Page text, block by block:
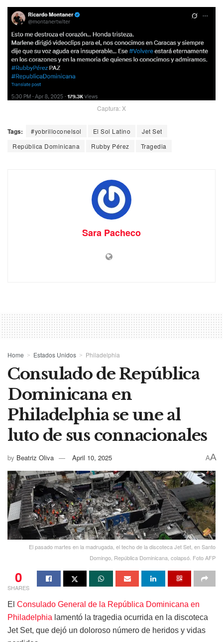
Captura: X
Tags: #yobrilloconelsol El Sol Latino
Jet Set
República Dominicana
Rubby Pérez Tragedia
Sara Pacheco
Home Estados Unidos Philadelphia
Consulado de República
Dominicana en
Philadelphia se une al
luto de sus connacionales
by Beatriz Oliva April 10, 2025 AA
El pasado martes en la madrugada, el techo de la discoteca Jet Set, en Santo
Domingo, República Dominicana, colapsó. Foto AFP
0
SHARES
El Consulado General de la República Dominicana en
Philadelphia lamentó la tragedia ocurrida en la discoteca
Jet Set, que dejó un doloroso número de heridos y vidas